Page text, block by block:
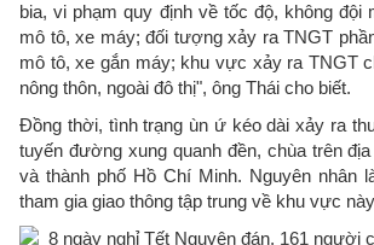
bia, vi phạm quy định về tốc độ, không đội
mô tô, xe máy; đối tượng xảy ra TNGT
mô tô, xe gắn máy; khu vực xảy ra TNGT
nông thôn, ngoài đô thị", ông Thái cho biết.
Đồng thời, tình trạng ùn ứ kéo dài xảy ra
tuyến đường xung quanh đền, chùa trên
và thành phố Hồ Chí Minh. Nguyên nhân
tham gia giao thông tập trung về khu vực